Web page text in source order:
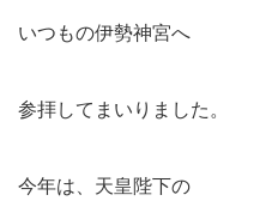
いつもの伊勢神宮へ
参拝してまいりました。
今年は、天皇陛下の